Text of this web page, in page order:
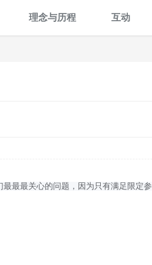
理念与历程 互动
最最关心的问题，因为只有满足限定